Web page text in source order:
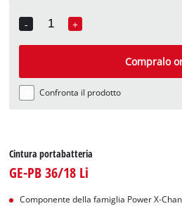
-
Quantity
+
Compralo
Confronta il prodotto
Cintura portabatteria
GE-PB 36/18 Li
Componente della famiglia Power X-